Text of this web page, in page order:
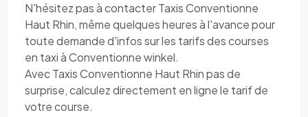
N'hésitez pas à contacter Taxis Conventionne
Haut Rhin, même quelques heures à l'avance pour
toute demande d'infos sur les tarifs des courses
en taxi à Conventionne winkel.
Avec Taxis Conventionne Haut Rhin pas de
surprise, calculez directement en ligne le tarif de
votre course.